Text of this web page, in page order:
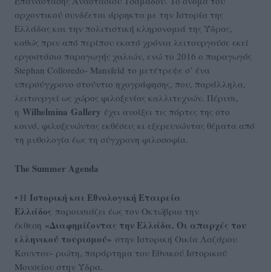
αρχοντικού συνδέεται άρρηκτα με την Ιστορία της
Ελλάδας και την πολιτιστική κληρονομιά της Ύδρας,
καθώς πριν από περίπου εκατό χρόνια λειτουργούσε εκεί
εργοστάσιο παραγωγής χαλιών, ενώ το 2016 ο παραγωγός
Stephan Colloredo- Mansfeld το μετέτρεψε σ’ ένα
υπερσύγχρονο στούντιο ηχογράφησης, που, παράλληλα,
λειτουργεί ως χώρος φιλοξενίας καλλιτεχνών. Πέρυσι,
η Wilhelmina Gallery έχει ανοίξει τις πόρτες της στο
κοινό, φιλοξενώντας εκθέσεις κι εξερευνώντας θέματα από
τη μυθολογία έως τη σύγχρονη φιλοσοφία.
The Summer Agenda
• Η Ιστορική και Εθνολογική Εταιρεία
Ελλάδος παρουσιάζει έως τον Οκτώβριο την
έκθεση «Διαφημίζοντας την Ελλάδα. Οι απαρχές του
ελληνικού τουρισμού» στην Ιστορική Οικία Λαζάρου
Κουντου- ριώτη, παράρτημα του Εθνικού Ιστορικού
Μουσείου στην Ύδρα.